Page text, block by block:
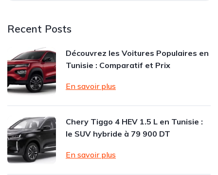
Recent Posts
Découvrez les Voitures Populaires en
Tunisie : Comparatif et Prix
En savoir plus
Chery Tiggo 4 HEV 1.5 L en Tunisie :
le SUV hybride à 79 900 DT
En savoir plus